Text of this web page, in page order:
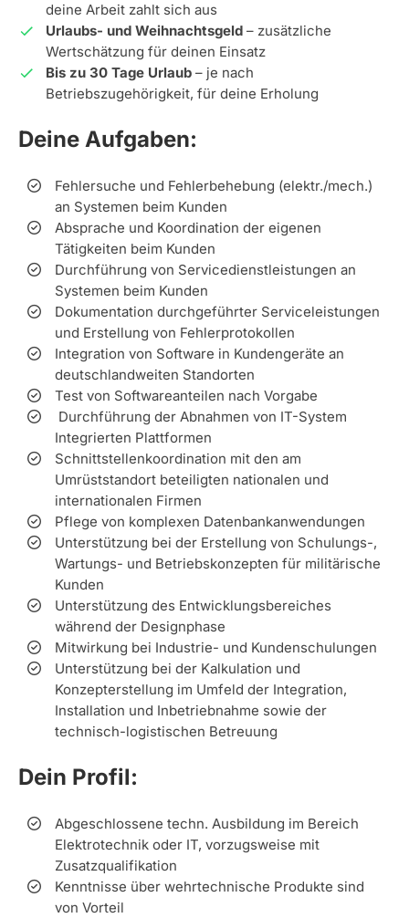
deine Arbeit zahlt sich aus
Urlaubs- und Weihnachtsgeld – zusätzliche
Wertschätzung für deinen Einsatz
Bis zu 30 Tage Urlaub – je nach
Betriebszugehörigkeit, für deine Erholung
Deine Aufgaben:
Fehlersuche und Fehlerbehebung (elektr./mech.)
an Systemen beim Kunden
Absprache und Koordination der eigenen
Tätigkeiten beim Kunden
Durchführung von Servicedienstleistungen an
Systemen beim Kunden
Dokumentation durchgeführter Serviceleistungen
und Erstellung von Fehlerprotokollen
Integration von Software in Kundengeräte an
deutschlandweiten Standorten
Test von Softwareanteilen nach Vorgabe
Durchführung der Abnahmen von IT-System
Integrierten Plattformen
Schnittstellenkoordination mit den am
Umrüststandort beteiligten nationalen und
internationalen Firmen
Pflege von komplexen Datenbankanwendungen
Unterstützung bei der Erstellung von Schulungs-,
Wartungs- und Betriebskonzepten für militärische
Kunden
Unterstützung des Entwicklungsbereiches
während der Designphase
Mitwirkung bei Industrie- und Kundenschulungen
Unterstützung bei der Kalkulation und
Konzepterstellung im Umfeld der Integration,
Installation und Inbetriebnahme sowie der
technisch-logistischen Betreuung
Dein Profil:
Abgeschlossene techn. Ausbildung im Bereich
Elektrotechnik oder IT, vorzugsweise mit
Zusatzqualifikation
Kenntnisse über wehrtechnische Produkte sind
von Vorteil